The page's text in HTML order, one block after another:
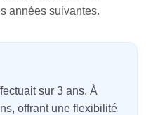
années suivantes.
sur 3 ans. À
offrant une flexibilité